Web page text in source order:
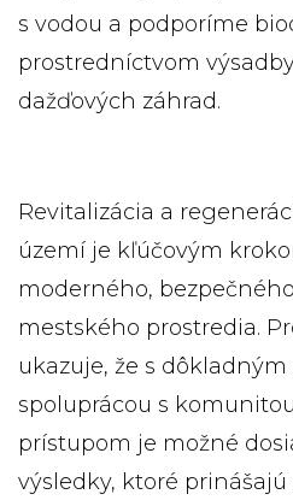
s vodou a podporíme
prostredníctvom
dažďových záhrad.
Revitalizácia a
území je kľúčovým
moderného,
mestského prostredia.
ukazuje, že s
spoluprácou s
prístupom je možné
výsledky, ktoré